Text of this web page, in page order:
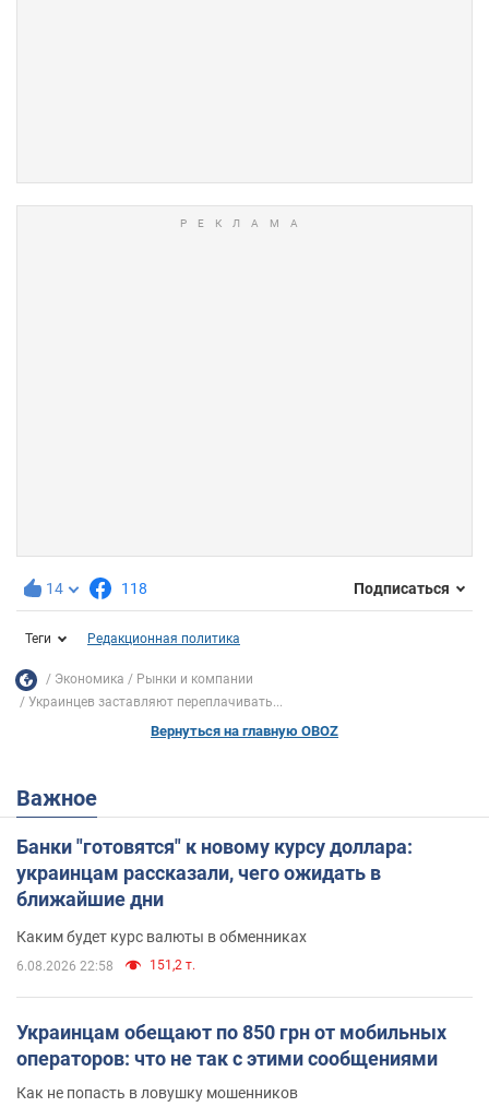
14 118 Подписаться
Теги Редакционная политика
Экономика
Рынки и компании
Украинцев заставляют переплачивать...
Вернуться на главную OBOZ
Важное
Банки "готовятся" к новому курсу доллара:
украинцам рассказали, чего ожидать в
ближайшие дни
Каким будет курс валюты в обменниках
6.08.2026 22:58 151,2 т.
Украинцам обещают по 850 грн от мобильных
операторов: что не так с этими сообщениями
Как не попасть в ловушку мошенников